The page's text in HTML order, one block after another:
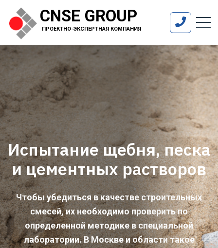
CNSE GROUP
ПРОЕКТНО-ЭКСПЕРТНАЯ КОМПАНИЯ
Испытание щебня, песка
и цементных растворов
Чтобы убедиться в качестве строительных
смесей, их необходимо проверить по
определенной методике в специальной
лаборатории. В Москве и области такое